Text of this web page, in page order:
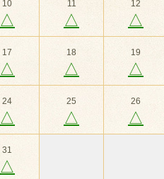
10
△
11
△
12
△
17
△
18
△
19
△
24
△
25
△
26
△
31
△